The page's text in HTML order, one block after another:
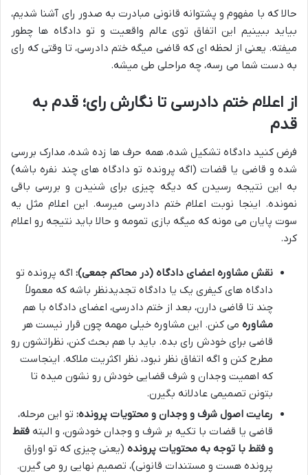
حالا که با مفهوم و پشتوانه قانونی مبادرت به صدور رای آشنا شدیم،
بیاید ببینیم این اتفاق توی عالم واقعیت و تو دادگاه ها چطور
میفته. یعنی از لحظه ای که قاضی میگه ختم دادرسی، تا وقتی که رای
به دست شما می رسه، چه مراحلی طی میشه.
از اعلام ختم دادرسی تا نگارش رای؛ قدم به
قدم
فرض کنید دادگاه تشکیل شده، همه حرف ها زده شده، مدارک بررسی
شده و قاضی یا قضات (اگه پرونده تو دادگاه های چند نفره باشه)
به این نتیجه رسیدن که دیگه چیزی برای شنیدن و بررسی باقی
نمونده. اینجا نوبت اعلام ختم دادرسی میرسه. این اعلام مثل یه
سوت پایان می مونه که میگه بازی تمومه و حالا باید نتیجه رو اعلام
کرد.
نقش مشاوره اعضای دادگاه (در محاکم جمعی): اگه پرونده تو
دادگاه های کیفری یک یا دادگاه تجدیدنظر باشه که معمولاً
چند تا قاضی دارن، بعد از ختم دادرسی، اعضای دادگاه با هم
مشاوره می کنن. این مشاوره خیلی مهمه چون قرار نیست هر
قاضی برای خودش رای بده. باید با هم بحث کنن، نظراتشون رو
مطرح کنن و اگه اتفاق نظر نبود، نظر اکثریت ملاکه. اینجاست
که اهمیت وجدان و شرف قضایی خودش رو نشون میده تا
بتونن تصمیمی عادلانه بگیرن.
رعایت اصول شرف و وجدان و محتویات پرونده: تو این مرحله،
قاضی یا قضات با تکیه بر شرف و وجدان خودشون، و البته فقط
و فقط با توجه به محتویات پرونده (یعنی چیزی که تو اوراق
پرونده هست و مستندات قانونی)، تصمیم نهایی رو می گیرن.